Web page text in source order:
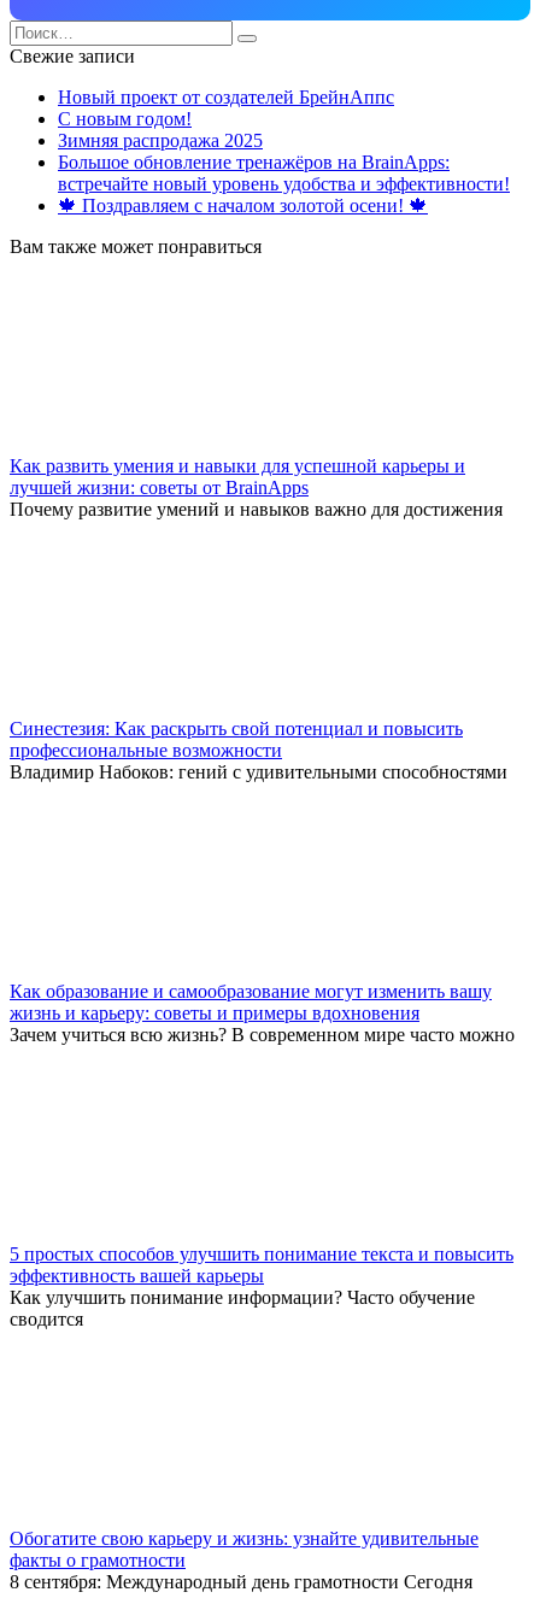
Search
for:
Свежие записи
Новый проект от создателей БрейнАппс
С новым годом!
Зимняя распродажа 2025
Большое обновление тренажёров на BrainApps:
встречайте новый уровень удобства и эффективности!
🍁 Поздравляем с началом золотой осени! 🍁
Вам также может понравиться
Как развить умения и навыки для успешной карьеры и
лучшей жизни: советы от BrainApps
Почему развитие умений и навыков важно для достижения
Синестезия: Как раскрыть свой потенциал и повысить
профессиональные возможности
Владимир Набоков: гений с удивительными способностями
Как образование и самообразование могут изменить вашу
жизнь и карьеру: советы и примеры вдохновения
Зачем учиться всю жизнь? В современном мире часто можно
5 простых способов улучшить понимание текста и повысить
эффективность вашей карьеры
Как улучшить понимание информации? Часто обучение
сводится
Обогатите свою карьеру и жизнь: узнайте удивительные
факты о грамотности
8 сентября: Международный день грамотности Сегодня